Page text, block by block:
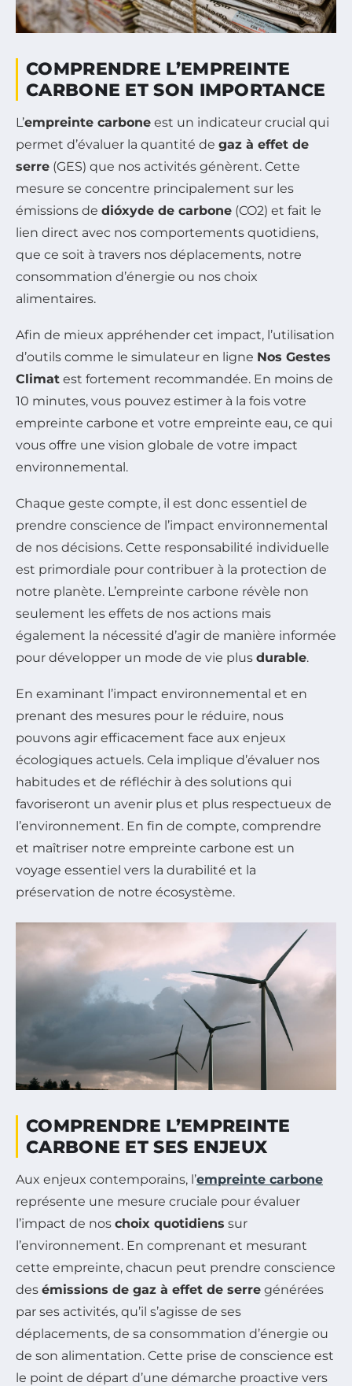
COMPRENDRE L’EMPREINTE
CARBONE ET SON IMPORTANCE
L’empreinte carbone est un indicateur crucial qui
permet d’évaluer la quantité de gaz à effet de
serre (GES) que nos activités génèrent. Cette
mesure se concentre principalement sur les
émissions de dióxyde de carbone (CO2) et fait le
lien direct avec nos comportements quotidiens,
que ce soit à travers nos déplacements, notre
consommation d’énergie ou nos choix
alimentaires.
Afin de mieux appréhender cet impact, l’utilisation
d’outils comme le simulateur en ligne Nos Gestes
Climat est fortement recommandée. En moins de
10 minutes, vous pouvez estimer à la fois votre
empreinte carbone et votre empreinte eau, ce qui
vous offre une vision globale de votre impact
environnemental.
Chaque geste compte, il est donc essentiel de
prendre conscience de l’impact environnemental
de nos décisions. Cette responsabilité individuelle
est primordiale pour contribuer à la protection de
notre planète. L’empreinte carbone révèle non
seulement les effets de nos actions mais
également la nécessité d’agir de manière informée
pour développer un mode de vie plus durable.
En examinant l’impact environnemental et en
prenant des mesures pour le réduire, nous
pouvons agir efficacement face aux enjeux
écologiques actuels. Cela implique d’évaluer nos
habitudes et de réfléchir à des solutions qui
favoriseront un avenir plus et plus respectueux de
l’environnement. En fin de compte, comprendre
et maîtriser notre empreinte carbone est un
voyage essentiel vers la durabilité et la
préservation de notre écosystème.
COMPRENDRE L’EMPREINTE
CARBONE ET SES ENJEUX
Aux enjeux contemporains, l’empreinte carbone
représente une mesure cruciale pour évaluer
l’impact de nos choix quotidiens sur
l’environnement. En comprenant et mesurant
cette empreinte, chacun peut prendre conscience
des émissions de gaz à effet de serre générées
par ses activités, qu’il s’agisse de ses
déplacements, de sa consommation d’énergie ou
de son alimentation. Cette prise de conscience est
le point de départ d’une démarche proactive vers